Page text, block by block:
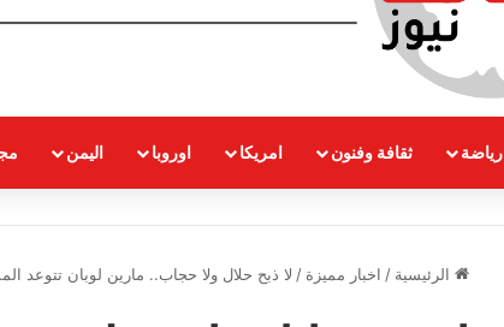
رياضة ثقافة وفنون امريكا اوروبا اليمن
الرئيسية / اخبار مميزة / لا ذبح حلال ولا حجاب.. مارين لوبان تتوعد